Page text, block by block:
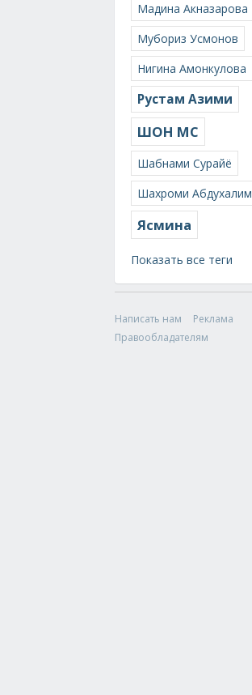
Мадина Акназарова
Мубориз Усмонов
Нигина Амонкулова
Рустам Азими
ШОН МС
Шабнами Сурайё
Шахроми Абдухалим
Ясмина
Показать все теги
Написать нам
Реклама
Правообладателям